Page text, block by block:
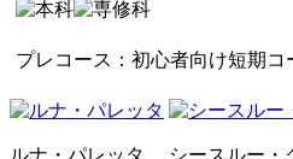
プレコース：初心者向け短期コ